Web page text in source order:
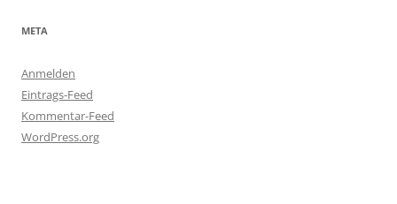
META
Anmelden
Eintrags-Feed
Kommentar-Feed
WordPress.org